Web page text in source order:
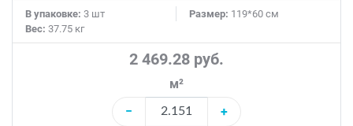
В упаковке: 3 шт Размер: 119*60 см
Вес: 37.75 кг
2 469.28 руб.
м²
−
+